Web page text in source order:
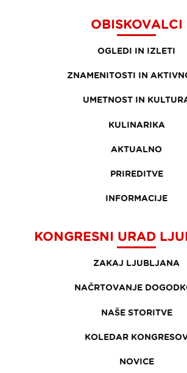
OBISKOVALCI
OGLEDI IN IZLETI
ZNAMENITOSTI IN
UMETNOST IN
KULINARIKA
AKTUALNO
PRIREDITVE
INFORMACIJE
KONGRESNI URAD
ZAKAJ LJUBLJANA
NAČRTOVANJE
NAŠE STORITVE
KOLEDAR
NOVICE